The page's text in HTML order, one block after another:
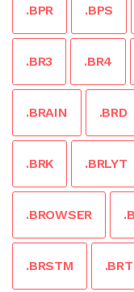
.BPR .BPS
.BR3 .BR4
.BRAIN .BRD
.BRK .BRLYT
.BROWSER
.BRSTM .BRT